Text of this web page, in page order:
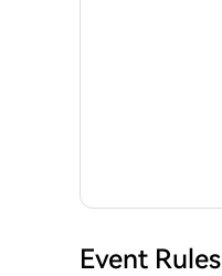
Event Rules